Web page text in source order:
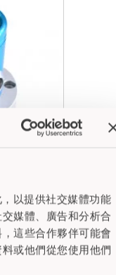
以提供社交媒體功能
媒體、廣告和分析合
這些合作夥伴可能會
或他們從您使用他們
置